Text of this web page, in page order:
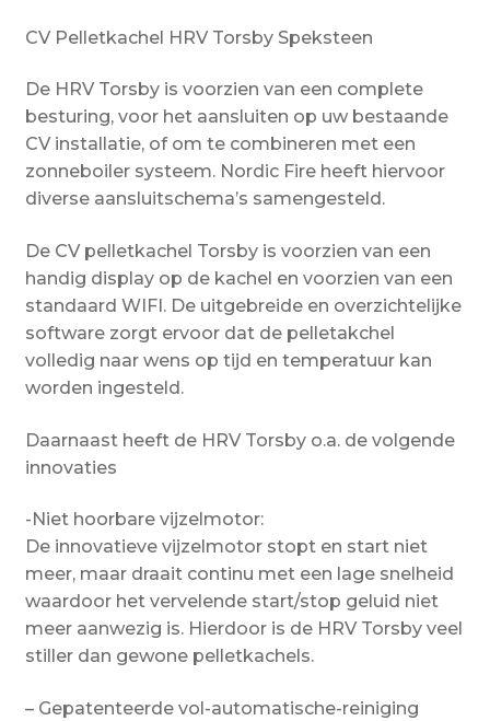
CV Pelletkachel HRV Torsby Speksteen
De HRV Torsby is voorzien van een complete
besturing, voor het aansluiten op uw bestaande
CV installatie, of om te combineren met een
zonneboiler systeem. Nordic Fire heeft hiervoor
diverse aansluitschema’s samengesteld.
De CV pelletkachel Torsby is voorzien van een
handig display op de kachel en voorzien van een
standaard WIFI. De uitgebreide en overzichtelijke
software zorgt ervoor dat de pelletakchel
volledig naar wens op tijd en temperatuur kan
worden ingesteld.
Daarnaast heeft de HRV Torsby o.a. de volgende
innovaties
-Niet hoorbare vijzelmotor:
De innovatieve vijzelmotor stopt en start niet
meer, maar draait continu met een lage snelheid
waardoor het vervelende start/stop geluid niet
meer aanwezig is. Hierdoor is de HRV Torsby veel
stiller dan gewone pelletkachels.
– Gepatenteerde vol-automatische-reiniging